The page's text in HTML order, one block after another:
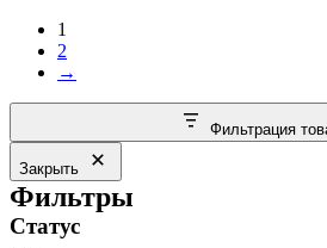
1
2
→
Фильтрация
Закрыть
Фильтры
Статус